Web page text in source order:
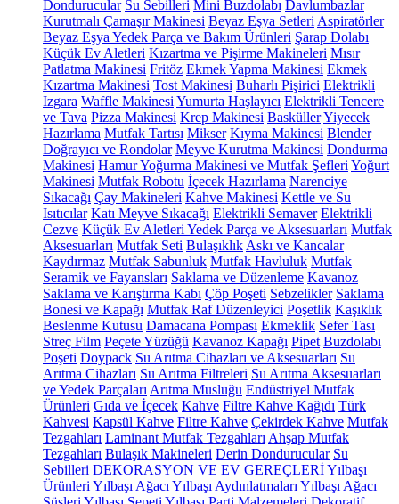
Dondurucular Su Sebilleri Mini Buzdolabı Davlumbazlar
Kurutmalı Çamaşır Makinesi Beyaz Eşya Setleri Aspiratörler
Beyaz Eşya Yedek Parça ve Bakım Ürünleri Şarap Dolabı
Küçük Ev Aletleri Kızartma ve Pişirme Makineleri Mısır
Patlatma Makinesi Fritöz Ekmek Yapma Makinesi Ekmek
Kızartma Makinesi Tost Makinesi Buharlı Pişirici Elektrikli
Izgara Waffle Makinesi Yumurta Haşlayıcı Elektrikli Tencere
ve Tava Pizza Makinesi Krep Makinesi BasküllerYiyecek
Hazırlama Mutfak Tartısı Mikser Kıyma Makinesi Blender
Doğrayıcı ve Rondolar Meyve Kurutma Makinesi Dondurma
Makinesi Hamur Yoğurma Makinesi ve Mutfak Şefleri Yoğurt
Makinesi Mutfak Robotu İçecek Hazırlama Narenciye
Sıkacağı Çay Makineleri Kahve Makinesi Kettle ve Su
Isıtıcılar Katı Meyve Sıkacağı Elektrikli Semaver Elektrikli
Cezve Küçük Ev Aletleri Yedek Parça ve Aksesuarları Mutfak
Aksesuarları Mutfak Seti Bulaşıklık Askı ve Kancalar
Kaydırmaz Mutfak Sabunluk Mutfak Havluluk Mutfak
Seramik ve Fayansları Saklama ve Düzenleme Kavanoz
Saklama ve Karıştırma Kabı Çöp Poşeti Sebzelikler Saklama
Bonesi ve Kapağı Mutfak Raf Düzenleyici Poşetlik Kaşıklık
Beslenme Kutusu Damacana Pompası Ekmeklik Sefer Tası
Streç Film Peçete Yüzüğü Kavanoz Kapağı Pipet Buzdolabı
Poşeti Doypack Su Arıtma Cihazları ve Aksesuarları Su
Arıtma Cihazları Su Arıtma Filtreleri Su Arıtma Aksesuarları
ve Yedek Parçaları Arıtma Musluğu Endüstriyel Mutfak
Ürünleri Gıda ve İçecek Kahve Filtre Kahve Kağıdı Türk
Kahvesi Kapsül Kahve Filtre Kahve Çekirdek Kahve Mutfak
Tezgahları Laminant Mutfak Tezgahları Ahşap Mutfak
Tezgahları Bulaşık Makineleri Derin Dondurucular Su
Sebilleri DEKORASYON VE EV GEREÇLERİYılbaşı
Ürünleri Yılbaşı Ağacı Yılbaşı Aydınlatmaları Yılbaşı Ağacı